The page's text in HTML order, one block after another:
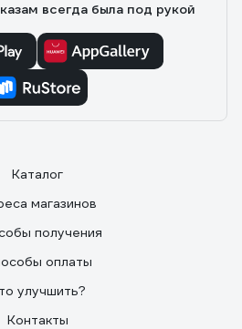
всегда была под рукой
Каталог
магазинов
получения
оплаты
улучшить?
Контакты